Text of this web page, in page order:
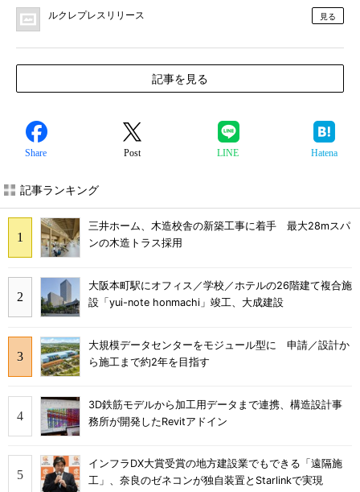
ルクレプレスリリース 見る
記事を見る
Share Post LINE Hatena
記事ランキング
三井ホーム、木造校舎の新築工事に着手 最大28mスパ
ンの木造トラス採用
大阪本町駅にオフィス／学校／ホテルの26階建て複合施
設「yui-note honmachi」竣工、大成建設
大規模データセンターをモジュール型に 申請／設計か
ら施工まで約2年を目指す
3D鉄筋モデルから加工用データまで連携、構造設計事
務所が開発したRevitアドイン
インフラDX大賞受賞の地方建設業でもできる「遠隔施
工」、奈良のゼネコンが独自装置とStarlinkで実現